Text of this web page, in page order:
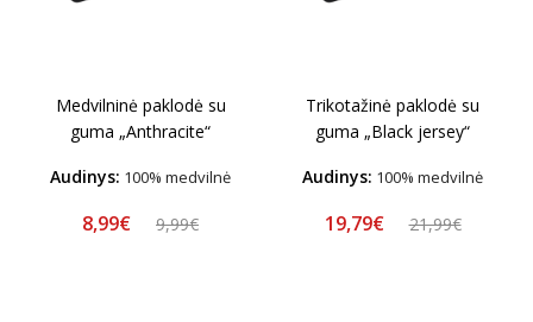
Medvilninė paklodė su
guma „Anthracite“
Audinys: 100% medvilnė
8,99€ 9,99€
Trikotažinė paklodė su
guma „Black jersey“
Audinys: 100% medvilnė
19,79€ 21,99€